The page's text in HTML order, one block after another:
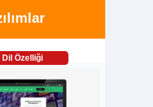
Özelliği